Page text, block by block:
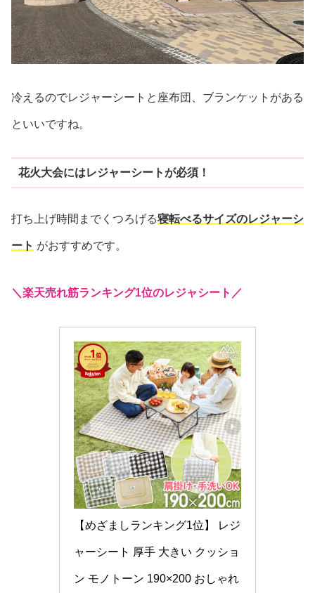
冷えるのでレジャーシートと座布団、ブランケットがある
といいですね。
花火大会にはレジャーシートが必須！
打ち上げ時間までくつろげる寝転べるサイズのレジャーシ
ート がおすすめです。
＼楽天売れ筋ランキング1位のレジャシート／
【めざましランキング1位】 レジ
ャーシート 厚手 大きい クッショ
ン モノトーン 190×200 おしゃれ